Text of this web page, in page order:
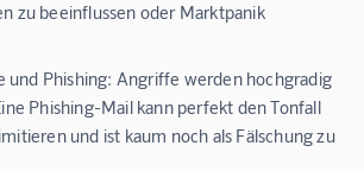
zu beeinflussen oder Marktpanik
und Phishing: Angriffe werden hochgradig
Phishing-Mail kann perfekt den Tonfall
und ist kaum noch als Fälschung zu